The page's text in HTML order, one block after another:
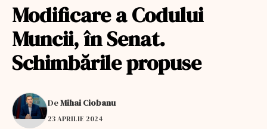
Modificare a Codului
Muncii, în Senat.
Schimbările propuse
DeMihai Ciobanu
23 APRILIE 2024